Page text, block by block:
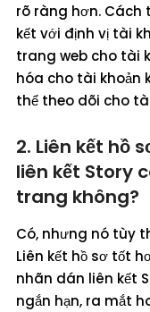
rõ ràng hơn. Cách
kết với định vị tài
trang web cho tài
hóa cho tài khoản
thể theo dõi cho
2. Liên kết hồ
liên kết Story
trang không?
Có, nhưng nó tùy
Liên kết hồ sơ tốt
nhãn dán liên kết
ngắn hạn, ra mắt